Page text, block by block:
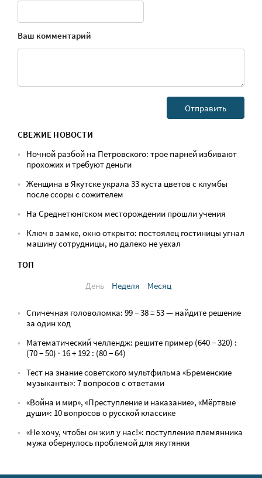
Ваш комментарий
СВЕЖИЕ НОВОСТИ
Ночной разбой на Петровского: трое парней избивают
прохожих и требуют деньги
Женщина в Якутске украла 33 куста цветов с клумбы
после ссоры с сожителем
На Среднетюнгском месторождении прошли учения
Ключ в замке, окно открыто: постоялец гостиницы угнал
машину сотрудницы, но далеко не уехал
ТОП
День
Неделя Месяц
Спичечная головоломка: 99 − 38 = 53 — найдите решение
за один ход
Математический челлендж: решите пример (640 − 320) :
(70 − 50) · 16 + 192 : (80 − 64)
Тест на знание советского мультфильма «Бременские
музыканты»: 7 вопросов с ответами
«Война и мир», «Преступление и наказание», «Мёртвые
души»: 10 вопросов о русской классике
«Не хочу, чтобы он жил у нас!»: поступление племянника
мужа обернулось проблемой для якутянки